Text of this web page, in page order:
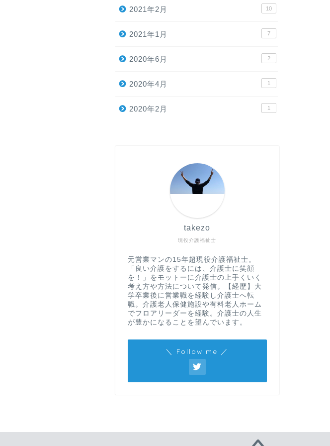
2021年2月 10
2021年1月 7
2020年6月 2
2020年4月 1
2020年2月 1
現役介護福祉士
takezo
元営業マンの15年超現役介護福祉士。
「良い介護をするには、介護士に笑顔
を！」をモットーに介護士の上手くいく
考え方や方法について発信。【経歴】大
学卒業後に営業職を経験し介護士へ転
職。介護老人保健施設や有料老人ホーム
でフロアリーダーを経験。介護士の人生
が豊かになることを望んでいます。
＼ Follow me ／